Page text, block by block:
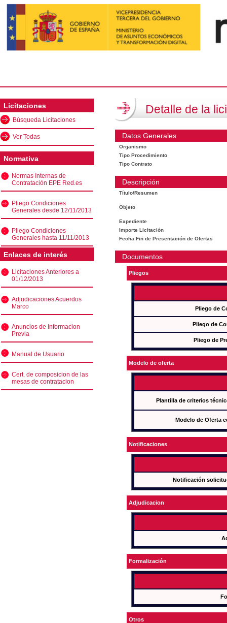
Licitaciones
Búsqueda Licitaciones
Ver Todas
Normativa
Normas Internas de
Contratación EPE Red.es
Pliego Condiciones
Generales desde 12/11/2013
Pliego Condiciones
Generales hasta 11/11/2013
Enlaces de interés
Licitaciones Anteriores a
01/12/2013
Adjudicaciones Acuerdos
Marco
Anuncios de Informacion
Previa
Manual de Usuario
Cert. de composicion de las
mesas de contratacion
Detalle de la
Datos Generales
Organismo
Tipo Procedimiento
Tipo Contrato
Descripción
Título/Resumen
Objeto
Expediente
Importe Licitación
Fecha Fin de Presentación de Ofertas
Documentos
Pliegos
Pliego de
Pliego de
Pliego de
Modelo de oferta
Plantilla de criterios
Modelo de Oferta
Notificaciones
Notificación
Adjudicacion
Formalización
Otros